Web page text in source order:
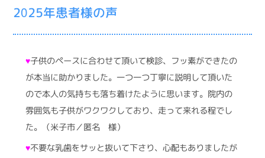
2025年患者様の声
♥子供のペースに合わせて頂いて検診、フッ素ができたの
が本当に助かりました。一つ一つ丁寧に説明して頂いた
ので本人の気持ちも落ち着けたように思います。院内の
雰囲気も子供がワクワクしており、走って来れる程でし
た。（米子市／匿名 様）
♥不要な乳歯をサッと抜いて下さり、心配もありましたが